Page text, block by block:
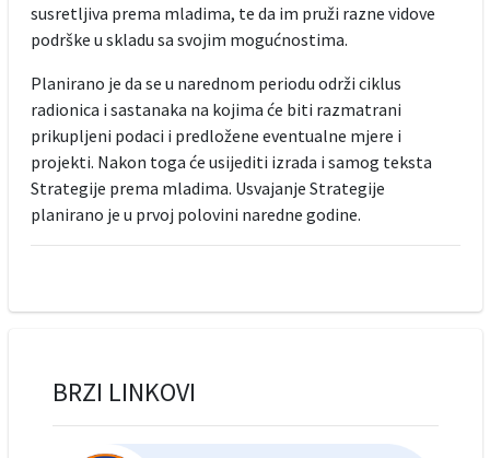
susretljiva prema mladima, te da im pruži razne vidove
podrške u skladu sa svojim mogućnostima.
Planirano je da se u narednom periodu održi ciklus
radionica i sastanaka na kojima će biti razmatrani
prikupljeni podaci i predložene eventualne mjere i
projekti. Nakon toga će usijediti izrada i samog teksta
Strategije prema mladima. Usvajanje Strategije
planirano je u prvoj polovini naredne godine.
BRZI LINKOVI